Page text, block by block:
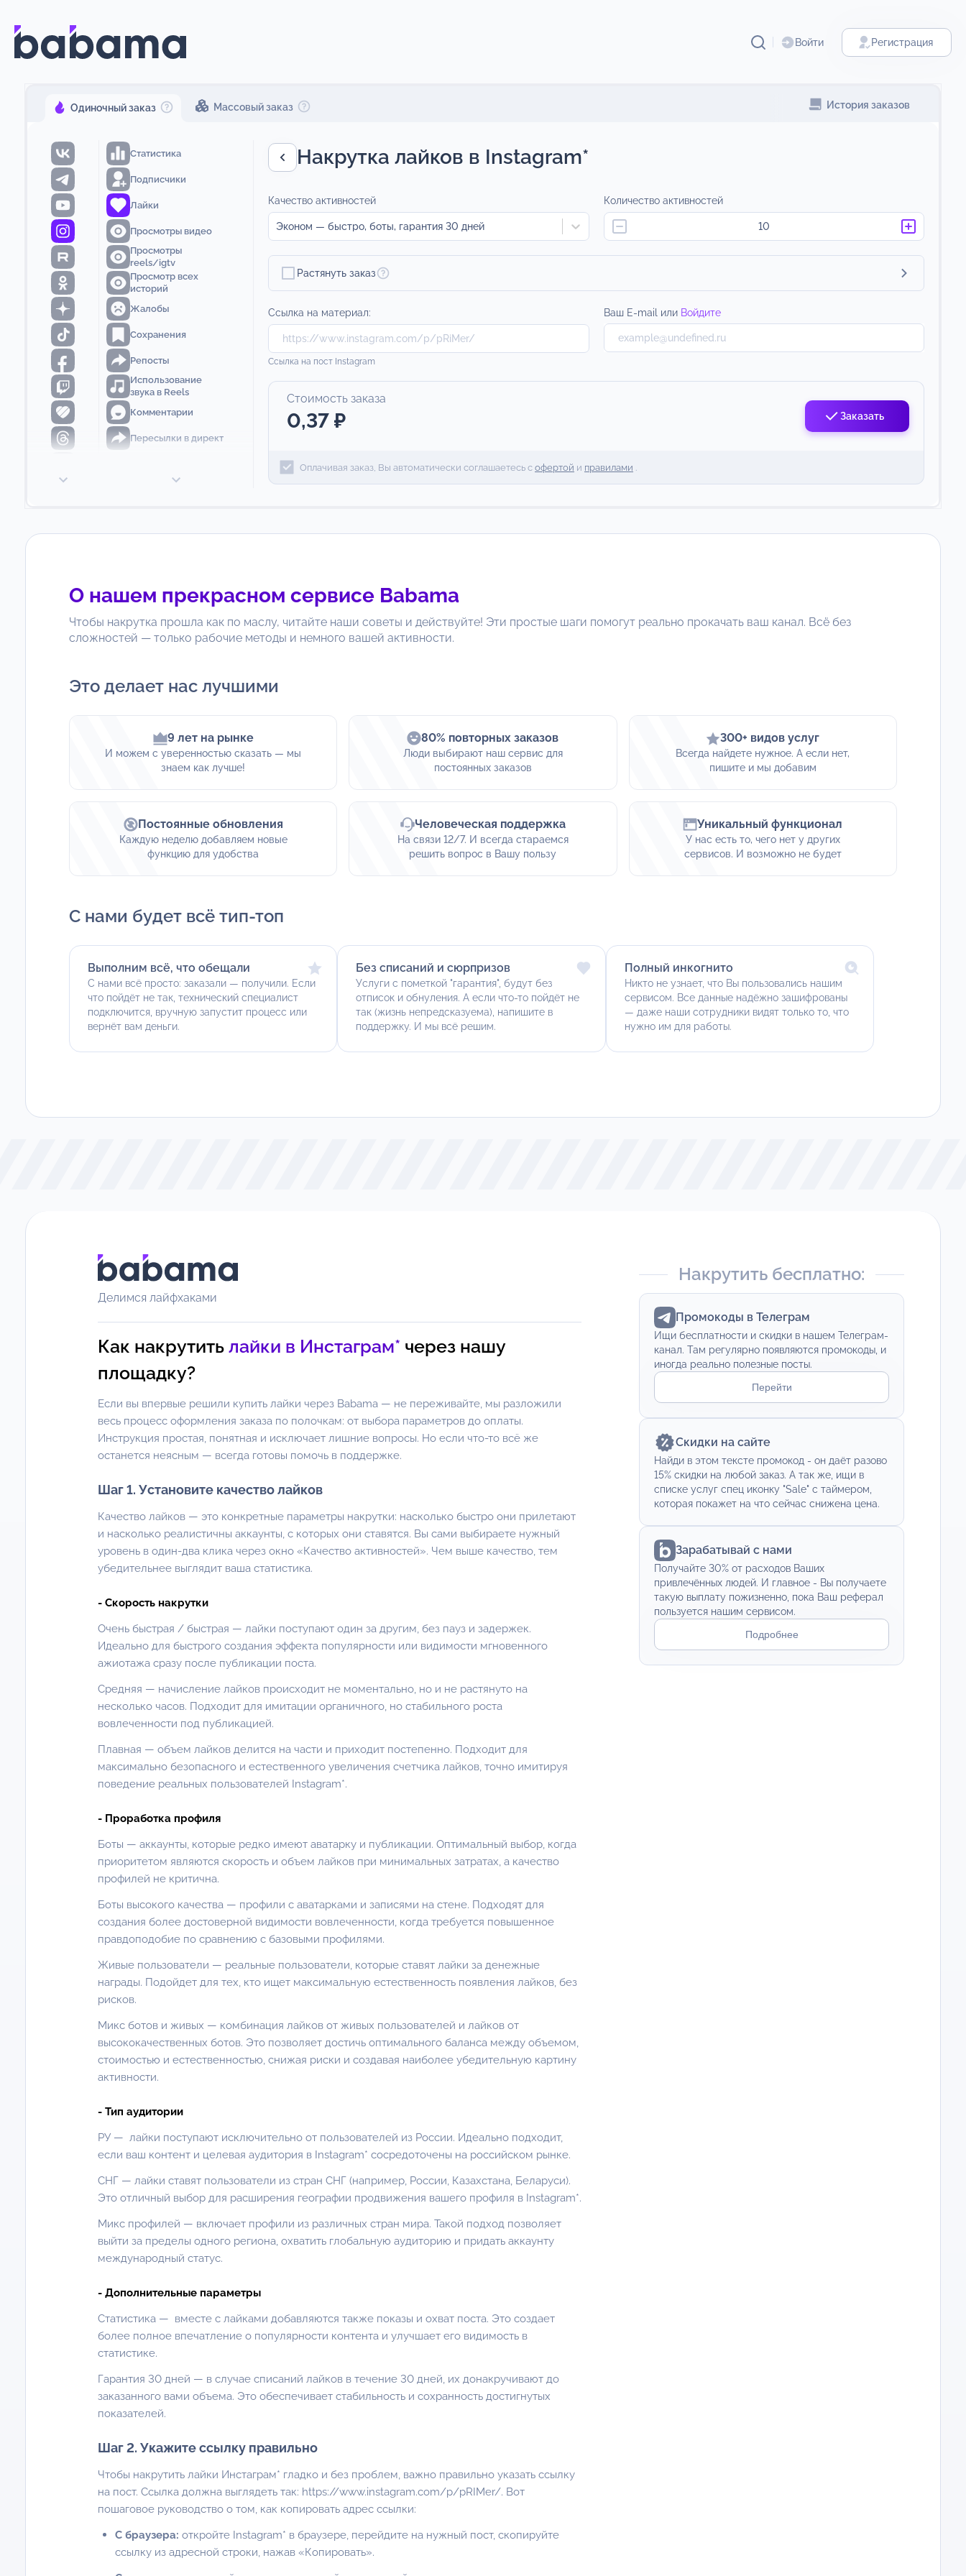
Войти Регистрация
Одиночный заказ Массовый заказ История заказов
Статистика
Подписчики
Лайки
Просмотры видео
Просмотры
reels/igtv
Просмотр всех
историй
Жалобы
Сохранения
Репосты
Использование
звука в Reels
Комментарии
Пересылки в директ
Накрутка лайков в Instagram*
Качество активностей
Эконом — быстро, боты, гарантия 30 дней
Количество активностей
Растянуть заказ
Ссылка на материал:
Ссылка на пост Instagram
Ваш E-mail или Войдите
Стоимость заказа
0,37 ₽ Заказать
Оплачивая заказ, Вы автоматически соглашаетесь с офертой и правилами
О нашем прекрасном сервисе Babama
Чтобы накрутка прошла как по маслу, читайте наши советы и действуйте! Эти простые шаги помогут реально прокачать ваш канал. Всё без
сложностей — только рабочие методы и немного вашей активности.
Это делает нас лучшими
9 лет на рынке
И можем с уверенностью сказать — мы
знаем как лучше!
80% повторных заказов
Люди выбирают наш сервис для
постоянных заказов
300+ видов услуг
Всегда найдете нужное. А если нет,
пишите и мы добавим
Постоянные обновления
Каждую неделю добавляем новые
функцию для удобства
Человеческая поддержка
На связи 12/7. И всегда стараемся
решить вопрос в Вашу пользу
Уникальный функционал
У нас есть то, чего нет у других
сервисов. И возможно не будет
С нами будет всё тип-топ
Выполним всё, что обещали
С нами всё просто: заказали — получили. Если
что пойдёт не так, технический специалист
подключится, вручную запустит процесс или
вернёт вам деньги.
Без списаний и сюрпризов
Услуги с пометкой "гарантия", будут без
отписок и обнуления. А если что-то пойдёт не
так (жизнь непредсказуема), напишите в
поддержку. И мы всё решим.
Полный инкогнито
Никто не узнает, что Вы пользовались нашим
сервисом. Все данные надёжно зашифрованы
— даже наши сотрудники видят только то, что
нужно им для работы.
Делимся лайфхаками
Как накрутить лайки в Инстаграм* через нашу
площадку?
Если вы впервые решили купить лайки через Babama — не переживайте, мы разложили
весь процесс оформления заказа по полочкам: от выбора параметров до оплаты.
Инструкция простая, понятная и исключает лишние вопросы. Но если что-то всё же
останется неясным — всегда готовы помочь в поддержке.
Шаг 1. Установите качество лайков
Качество лайков — это конкретные параметры накрутки: насколько быстро они прилетают
и насколько реалистичны аккаунты, с которых они ставятся. Вы сами выбираете нужный
уровень в один-два клика через окно «Качество активностей». Чем выше качество, тем
убедительнее выглядит ваша статистика.
- Скорость накрутки
Очень быстрая / быстрая — лайки поступают один за другим, без пауз и задержек.
Идеально для быстрого создания эффекта популярности или видимости мгновенного
ажиотажа сразу после публикации поста.
Средняя — начисление лайков происходит не моментально, но и не растянуто на
несколько часов. Подходит для имитации органичного, но стабильного роста
вовлеченности под публикацией.
Плавная — объем лайков делится на части и приходит постепенно. Подходит для
максимально безопасного и естественного увеличения счетчика лайков, точно имитируя
поведение реальных пользователей Instagram*.
- Проработка профиля
Боты — аккаунты, которые редко имеют аватарку и публикации. Оптимальный выбор, когда
приоритетом являются скорость и объем лайков при минимальных затратах, а качество
профилей не критична.
Боты высокого качества — профили с аватарками и записями на стене. Подходят для
создания более достоверной видимости вовлеченности, когда требуется повышенное
правдоподобие по сравнению с базовыми профилями.
Живые пользователи — реальные пользователи, которые ставят лайки за денежные
награды. Подойдет для тех, кто ищет максимальную естественность появления лайков, без
рисков.
Микс ботов и живых — комбинация лайков от живых пользователей и лайков от
высококачественных ботов. Это позволяет достичь оптимального баланса между объемом,
стоимостью и естественностью, снижая риски и создавая наиболее убедительную картину
активности.
- Тип аудитории
РУ — лайки поступают исключительно от пользователей из России. Идеально подходит,
если ваш контент и целевая аудитория в Instagram* сосредоточены на российском рынке.
СНГ — лайки ставят пользователи из стран СНГ (например, России, Казахстана, Беларуси).
Это отличный выбор для расширения географии продвижения вашего профиля в Instagram*.
Микс профилей — включает профили из различных стран мира. Такой подход позволяет
выйти за пределы одного региона, охватить глобальную аудиторию и придать аккаунту
международный статус.
- Дополнительные параметры
Статистика — вместе с лайками добавляются также показы и охват поста. Это создает
более полное впечатление о популярности контента и улучшает его видимость в
статистике.
Гарантия 30 дней — в случае списаний лайков в течение 30 дней, их донакручивают до
заказанного вами объема. Это обеспечивает стабильность и сохранность достигнутых
показателей.
Шаг 2. Укажите ссылку правильно
Чтобы накрутить лайки Инстаграм* гладко и без проблем, важно правильно указать ссылку
на пост. Ссылка должна выглядеть так: https://www.instagram.com/p/pRIMer/. Вот
пошаговое руководство о том, как копировать адрес ссылки:
С браузера: откройте Instagram* в браузере, перейдите на нужный пост, скопируйте
ссылку из адресной строки, нажав «Копировать».
Накрутить бесплатно:
Промокоды в Телеграм
Ищи бесплатности и скидки в нашем Телеграм-
канал. Там регулярно появляются промокоды, и
иногда реально полезные посты.
Перейти
Скидки на сайте
Найди в этом тексте промокод - он даёт разово
15% скидки на любой заказ. А так же, ищи в
списке услуг спец иконку "Sale" с таймером,
которая покажет на что сейчас снижена цена.
Зарабатывай с нами
Получайте 30% от расходов Ваших
привлечённых людей. И главное - Вы получаете
такую выплату пожизненно, пока Ваш реферал
пользуется нашим сервисом.
Подробнее